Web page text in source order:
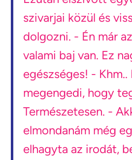
szivarjai közül és
dolgozni. - Én már
valami baj van. Ez
egészséges! - Khm..
megengedi, hogy
Természetesen. -
elmondanám még
elhagyta az irodát,